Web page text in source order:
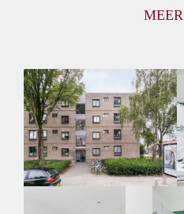
Huurtoeslag
Niet mogelijk
Inkomen eis
2,9 X Maandhuur Bruto
Huurtermijn
Onbepaalde termijn
Oplevering
MEER